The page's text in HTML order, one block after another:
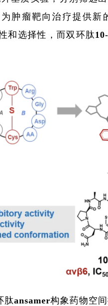
肿瘤靶向治疗提供
和选择性，而双环肽
肽ansamer构象药物空